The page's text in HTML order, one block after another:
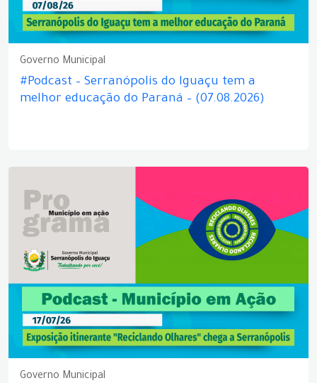
Governo Municipal
#Podcast – Serranópolis do Iguaçu tem a
melhor educação do Paraná – (07.08.2026)
Governo Municipal